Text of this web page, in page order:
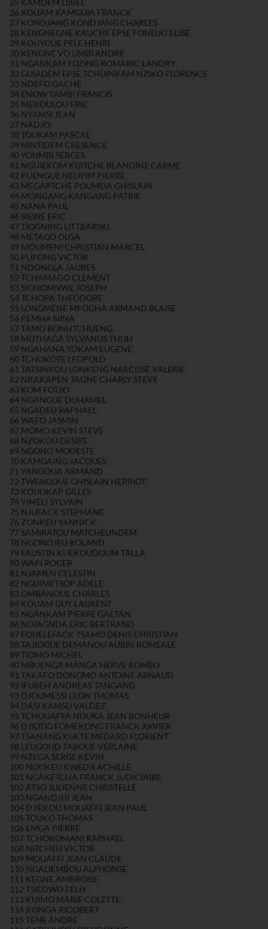
26 KOUAM KAMGUIA FRANCK
27 KONDJANG KONDJANG CHARLES
28 KENGNEGNE KAUCHE EPSE FONDJO ELISE
29 KOUYOUE PELE HENRI
30 KENGNE VO UMBI ANDRE
31 NGANKAM FOZING ROMARIC LANDRY
32 GUIADEM EPSE TCHUINKAM NZIKO FLORENCE
33 NDEFO GACHE
34 ENOW TAMBI FRANCIS
35 MEKOULOU ERIC
36 NYAMSI JEAN
37 NADJO
38 TOUKAM PASCAL
39 NINTIDEM CRESENCE
40 YOUMBI SERGES
41 NGUIEKOM KUITCHE BLANDINE CARME
42 PUENGUE NEUYIM PIERRE
43 MEGAPTCHE POUMDA GHISLAIN
44 MONGANG KANGANG PATRIE
45 NANA PAUL
46 SIEWE ERIC
47 TIOGNING LITTBARSKI
48 METAGO OLGA
49 MOUMENI CHRISTIAN MARCEL
50 PUFONG VICTOR
51 NDONGLA JAURES
52 TCHAMAGO CLEMENT
53 SIGHOMNWE JOSEPH
54 TCHOPA THEODORE
55 LONGMENE MFOGHA ARMAND BLAISE
56 PEMHA NINA
57 TAMO BONHTCHUENG
58 MUTHAGA SYLVANUS THUH
59 NGAHANA YOKAM EUGENE
60 TCHOKOTE LEOPOLD
61 TATSINKOU LONKENG NARCISSE VALERIE
62 NKAKAPEN TAGNE CHARLY STEVE
63 KOM FOTSO
64 NGANGUE DUHAMEL
65 NGADEU RAPHAEL
66 WAFO JASMIN
67 MOMO KEVIN STEVE
68 NZOKOU DESIRE
69 NGONO MODESTE
70 KAMGAING JACQUES
71 YANGOUA ARMAND
72 TWENGOUE GHISLAIN HERRIOT
73 KOUOKAP GILLES
74 YIMELI SYLVAIN
75 NJUFACK STEPHANE
76 ZONKEU YANNICK
77 SAMIRATOU MATCHEUNDEM
78 NGONDJEU ROLAND
79 FAUSTIN KUEKOUDOUM TALLA
80 WAPI ROGER
81 NJAMEN CELESTIN
82 NGUIMETSOP ADELE
83 OMBANOLIL CHARLES
84 KOUAM GUY LAURENT
85 NGANKAM PIERRE GAETAN
86 NDIAGNDA ERIC BERTRAND
87 FOUELEFACK TSAMO DENIS CHRISTIAN
88 TAJIOGUE DEMANOU AUBIN ROMEALE
89 TIOMO MICHEL
90 MBUENGA MANGA HERVE ROMEO
91 TAKAFO DONGMO ANTOINE ARNAUD
92 IFUBEH ANDREAS TANGANG
93 DJOUMESSI LEON THOMAS
94 DASI KAMSU VALDEZ
95 TCHOUAFFA NOUKA JEAN BONHEUR
96 DJIOTIG FOMEKONG FRANCK XAVIER
97 TSANANG KUETE MEDARD FLORIENT
98 LEUGOUD TABOUE VERLAINE
99 NZEGA SERGE KEVIN
100 NOUKEU KWEDJI ACHILLE
101 NGAKETCHA FRANCK JUDICIAIRE
102 ATSO JULIENNE CHRISTELLE
103 NGANDJUI JEAN
104 DJIEKOU MOUAFFI JEAN PAUL
105 TOUKO THOMAS
106 EMGA PIERRE
107 TCHOKOMANI RAPHAEL
108 NITCHEU VICTOR
109 MOUAFFI JEAN CLAUDE
110 NGALIEMBOU ALPHONSE
111 KEGNE AMBROISE
112 TSIEDWO FELIX
113 KUIMO MARIE COLETTE
114 KONGA RIGOBERT
115 TENE ANDRE